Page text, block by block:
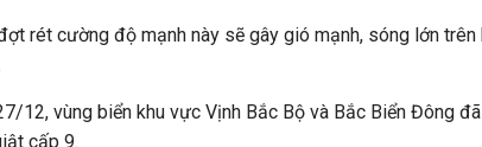
rét cường độ mạnh này sẽ gây gió mạnh, sóng lớn trên
12, vùng biển khu vực Vịnh Bắc Bộ và Bắc Biển Đông
cấp 9.